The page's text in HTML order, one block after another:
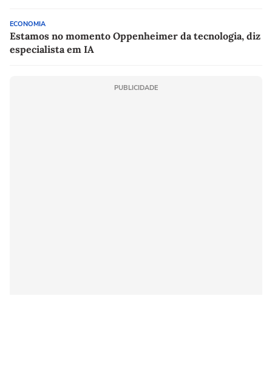
ECONOMIA
Estamos no momento Oppenheimer da tecnologia, diz
especialista em IA
PUBLICIDADE